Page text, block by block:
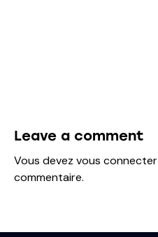
Leave a comment
Vous devez vous connecter
commentaire.